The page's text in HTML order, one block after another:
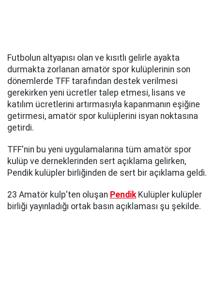
Futbolun altyapısı olan ve kısıtlı gelirle ayakta
durmakta zorlanan amatör spor kulüplerinin son
dönemlerde TFF tarafından destek verilmesi
gerekirken yeni ücretler talep etmesi, lisans ve
katılım ücretlerini artırmasıyla kapanmanın eşiğine
getirmesi, amatör spor kulüplerini isyan noktasına
getirdi.
TFF'nin bu yeni uygulamalarına tüm amatör spor
kulüp ve derneklerinden sert açıklama gelirken,
Pendik kulüpler birliğinden de sert bir açıklama geldi.
23 Amatör kulp'ten oluşan Pendik Kulüpler kulüpler
birliği yayınladığı ortak basın açıklaması şu şekilde.